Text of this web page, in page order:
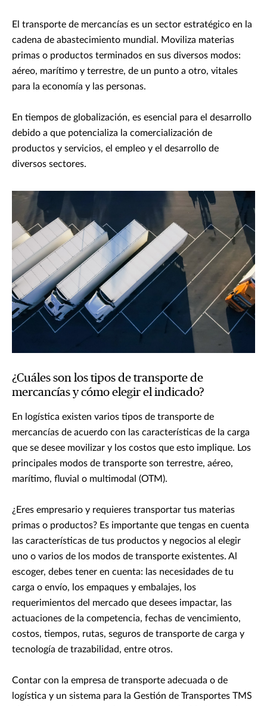
El transporte de mercancías es un sector estratégico en la
cadena de abastecimiento mundial. Moviliza materias
primas o productos terminados en sus diversos modos:
aéreo, marítimo y terrestre, de un punto a otro, vitales
para la economía y las personas.
En tiempos de globalización, es esencial para el desarrollo
debido a que potencializa la comercialización de
productos y servicios, el empleo y el desarrollo de
diversos sectores.
¿Cuáles son los tipos de transporte de
mercancías y cómo elegir el indicado?
En logística existen varios tipos de transporte de
mercancías de acuerdo con las características de la carga
que se desee movilizar y los costos que esto implique. Los
principales modos de transporte son terrestre, aéreo,
marítimo, fluvial o multimodal (OTM).
¿Eres empresario y requieres transportar tus materias
primas o productos? Es importante que tengas en cuenta
las características de tus productos y negocios al elegir
uno o varios de los modos de transporte existentes. Al
escoger, debes tener en cuenta: las necesidades de tu
carga o envío, los empaques y embalajes, los
requerimientos del mercado que desees impactar, las
actuaciones de la competencia, fechas de vencimiento,
costos, tiempos, rutas, seguros de transporte de carga y
tecnología de trazabilidad, entre otros.
Contar con la empresa de transporte adecuada o de
logística y un sistema para la Gestión de Transportes TMS